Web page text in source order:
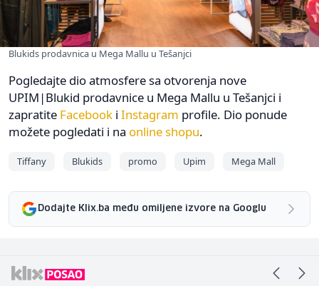
Blukids prodavnica u Mega Mallu u Tešanjci
Pogledajte dio atmosfere sa otvorenja nove
UPIM|Blukid prodavnice u Mega Mallu u Tešanjci i
zapratite Facebook i Instagram profile. Dio ponude
možete pogledati i na online shopu.
Tiffany Blukids promo Upim Mega Mall
Dodajte Klix.ba među omiljene izvore na Googlu